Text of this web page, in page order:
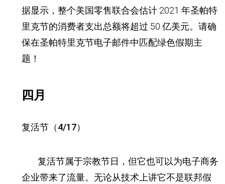
据显示，整个美国零售联合会估计 2021 年圣帕特
里克节的消费者支出总额将超过 50 亿美元。请确
保在圣帕特里克节电子邮件中匹配绿色假期主
题！
四月
复活节（4/17）
复活节属于宗教节日，但它也可以为电子商务
企业带来了流量。 无论从技术上讲它不是联邦假